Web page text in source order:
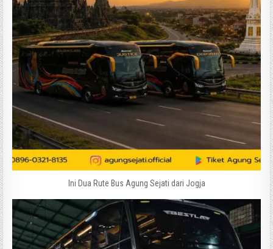
Ini Dua Rute Bus Agung Sejati dari Jogja